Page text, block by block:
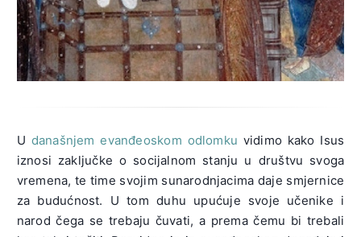
U današnjem evanđeoskom odlomku vidimo kako Isus
iznosi zaključke o socijalnom stanju u društvu svoga
vremena, te time svojim sunarodnjacima daje smjernice
za budućnost. U tom duhu upućuje svoje učenike i
narod čega se trebaju čuvati, a prema čemu bi trebali